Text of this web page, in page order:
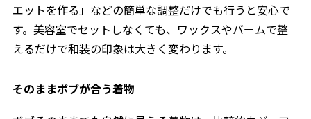
エットを作る」などの簡単な調整だけでも行うと安心で
す。美容室でセットしなくても、ワックスやバームで整
えるだけで和装の印象は大きく変わります。
そのままボブが合う着物